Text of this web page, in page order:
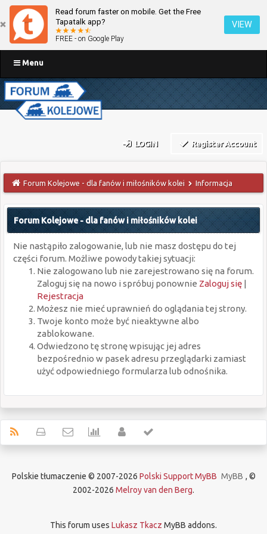
Read forum faster on mobile. Get the Free
Tapatalk app?
FREE - on Google Play
VIEW
Menu
LOGIN Register Account
Forum Kolejowe - dla fanów i miłośników kolei Informacja
Forum Kolejowe - dla fanów i miłośników kolei
Nie nastąpiło zalogowanie, lub nie masz dostępu do tej
części forum. Możliwe powody takiej sytuacji:
Nie zalogowano lub nie zarejestrowano się na forum.
Zaloguj się na nowo i spróbuj ponownie Zaloguj się |
Rejestracja
Możesz nie mieć uprawnień do oglądania tej strony.
Twoje konto może być nieaktywne albo
zablokowane.
Odwiedzono tę stronę wpisując jej adres
bezpośrednio w pasek adresu przeglądarki zamiast
użyć odpowiedniego formularza lub odnośnika.
Polskie tłumaczenie © 2007-2026 Polski Support MyBB MyBB , ©
2002-2026 Melroy van den Berg.
This forum uses Lukasz Tkacz MyBB addons.